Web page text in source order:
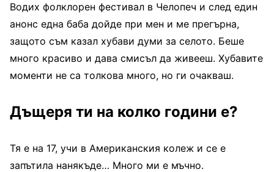
Водих фолклорен фестивал в Челопеч и след един
анонс една баба дойде при мен и ме прегърна,
защото съм казал хубави думи за селото. Беше
много красиво и дава смисъл да живееш. Хубавите
моменти не са толкова много, но ги очакваш.
Дъщеря ти на колко години е?
Тя е на 17, учи в Американския колеж и се е
запътила нанякъде… Много ми е мъчно.